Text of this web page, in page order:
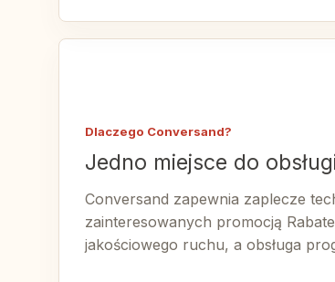
Dlaczego Conversand?
Jedno miejsce do
Conversand zapewnia zaplecze
zainteresowanych promocją
jakościowego ruchu, a obsługa